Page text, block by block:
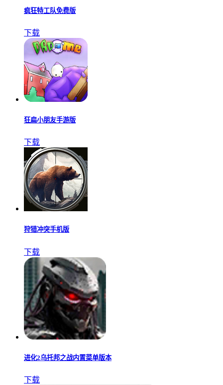
疯狂特工队免费版
下载
狂扁小朋友手游版
下载
狩猎冲突手机版
下载
进化2乌托邦之战内置菜单版本
下载